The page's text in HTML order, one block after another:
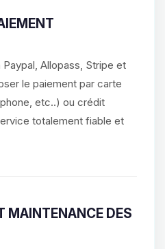
Allopass, Stripe et
le paiement par carte
etc..) ou crédit
totalement fiable et
MAINTENANCE DES